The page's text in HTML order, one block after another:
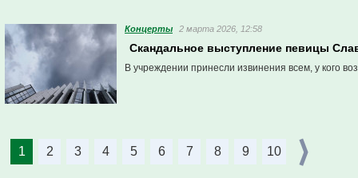
Концерты 2 марта 2026, 12:58
Скандальное выступление певицы
В учреждении принесли извинения всем, у кого
1 2 3 4 5 6 7 8 9 10